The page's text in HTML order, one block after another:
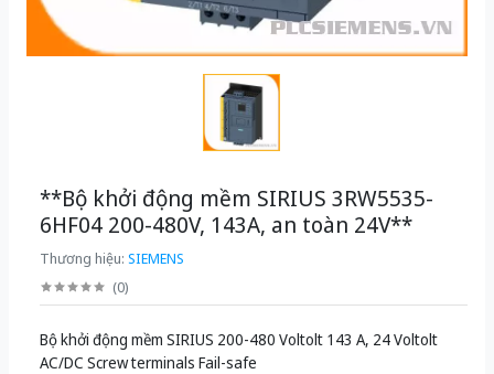
**Bộ khởi động mềm SIRIUS 3RW5535-
6HF04 200-480V, 143A, an toàn 24V**
Thương hiệu: SIEMENS
(0)
Bộ khởi động mềm SIRIUS 200-480 Voltolt 143 A, 24 Voltolt
AC/DC Screw terminals Fail-safe